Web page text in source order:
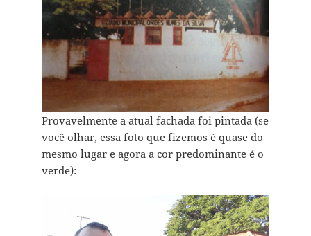
Provavelmente a atual fachada foi pintada (se
você olhar, essa foto que fizemos é quase do
mesmo lugar e agora a cor predominante é o
verde):